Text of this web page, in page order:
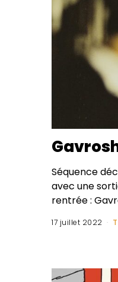
Séquence
avec une
rentrée :
17 juillet 2022